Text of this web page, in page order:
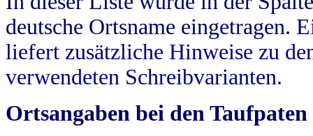
deutsche Ortsname eingetragen.
liefert zusätzliche Hinweise zu
verwendeten Schreibvarianten.
Ortsangaben bei den Taufpaten